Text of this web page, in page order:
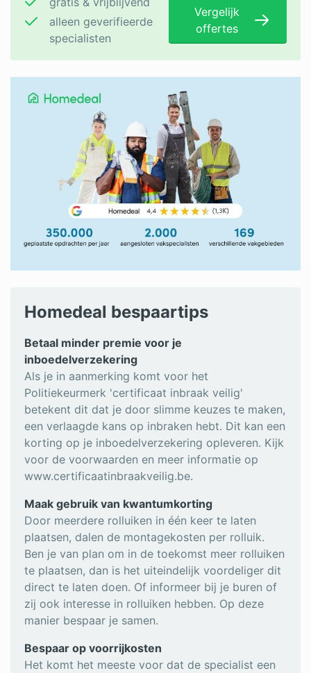
alleen geverifieerde
specialisten
Vergelijk
offertes
Homedeal bespaartips
Betaal minder premie voor je
inboedelverzekering
Als je in aanmerking komt voor het
Politiekeurmerk 'certificaat inbraak veilig'
betekent dit dat je door slimme keuzes te maken,
een verlaagde kans op inbraken hebt. Dit kan een
korting op je inboedelverzekering opleveren. Kijk
voor de voorwaarden en meer informatie op
www.certificaatinbraakveilig.be.
Maak gebruik van kwantumkorting
Door meerdere rolluiken in één keer te laten
plaatsen, dalen de montagekosten per rolluik.
Ben je van plan om in de toekomst meer rolluiken
te plaatsen, dan is het uiteindelijk voordeliger dit
direct te laten doen. Of informeer bij je buren of
zij ook interesse in rolluiken hebben. Op deze
manier bespaar je samen.
Bespaar op voorrijkosten
Het komt het meeste voor dat de specialist een